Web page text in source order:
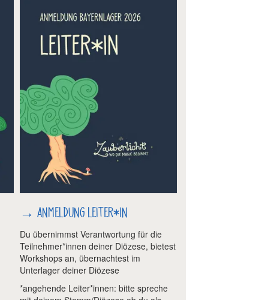
→ ANMELDUNG LEITER*IN
Du übernimmst Verantwortung für die
Teilnehmer*innen deiner Diözese, bietest
Workshops an, übernachtest im
Unterlager deiner Diözese
*angehende Leiter*innen: bitte spreche